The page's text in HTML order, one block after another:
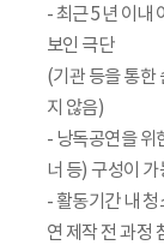
- 최근 5년 이내
보인 극단
(기관 등을 통한
지 않음)
- 낭독공연을 위
너 등) 구성이
- 활동기간 내
연 제작 전 과정